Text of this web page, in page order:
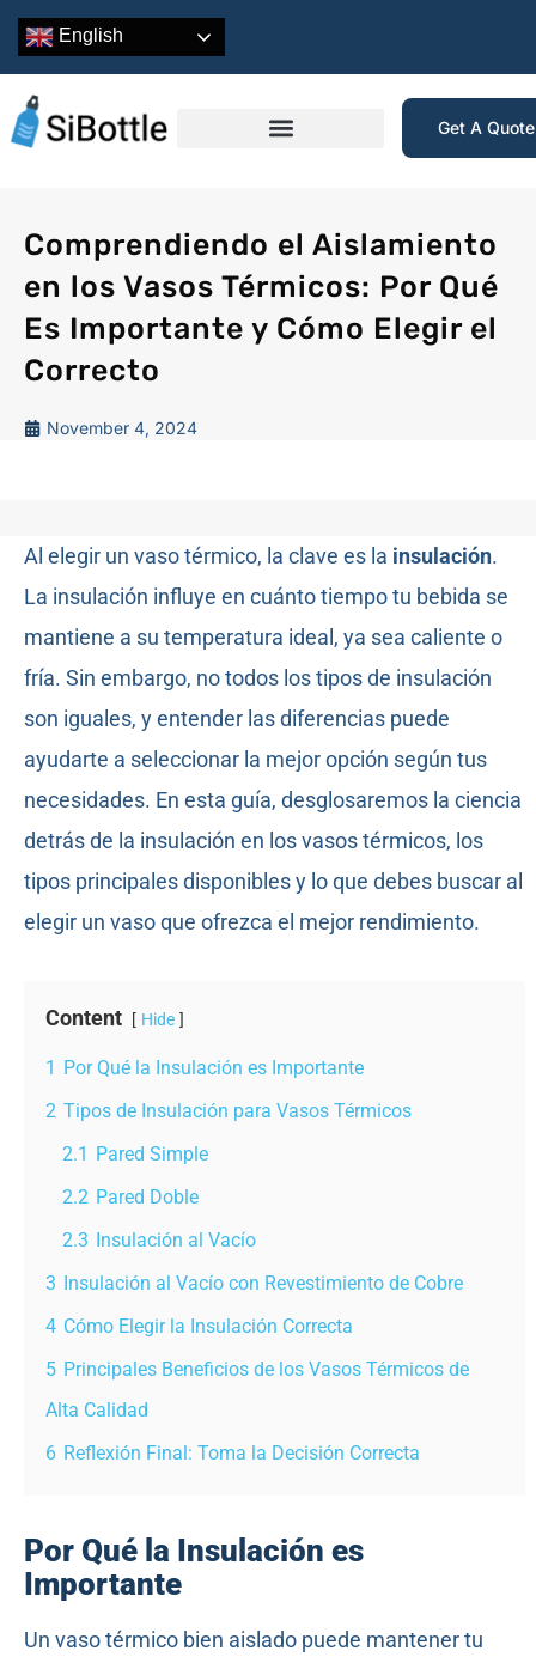
English
Get A
Comprendiendo el Aislamiento
en los Vasos Térmicos: Por Qué
Es Importante y Cómo Elegir el
Correcto
November 4, 2024
Al elegir un vaso térmico, la clave es la insulación.
La insulación influye en cuánto tiempo tu bebida se
mantiene a su temperatura ideal, ya sea caliente o
fría. Sin embargo, no todos los tipos de insulación
son iguales, y entender las diferencias puede
ayudarte a seleccionar la mejor opción según tus
necesidades. En esta guía, desglosaremos la ciencia
detrás de la insulación en los vasos térmicos, los
tipos principales disponibles y lo que debes buscar al
elegir un vaso que ofrezca el mejor rendimiento.
Content Hide
1 Por Qué la Insulación es Importante
2 Tipos de Insulación para Vasos Térmicos
2.1 Pared Simple
2.2 Pared Doble
2.3 Insulación al Vacío
3 Insulación al Vacío con Revestimiento de Cobre
4 Cómo Elegir la Insulación Correcta
5 Principales Beneficios de los Vasos Térmicos de
Alta Calidad
6 Reflexión Final: Toma la Decisión Correcta
Por Qué la Insulación es
Importante
Un vaso térmico bien aislado puede mantener tu